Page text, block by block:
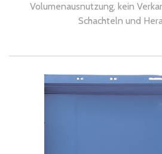
Volumenausnutzung, kein
Schachteln und